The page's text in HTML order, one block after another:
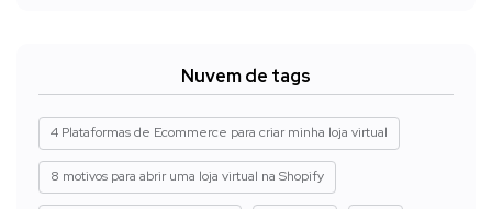
Nuvem de tags
4 Plataformas de Ecommerce para criar minha loja virtual
8 motivos para abrir uma loja virtual na Shopify